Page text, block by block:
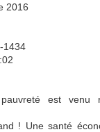
2016
1434
est venu
! Une santé